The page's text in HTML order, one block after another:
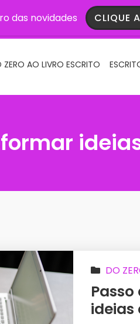
das novidades CLIQUE
ZERO AO LIVRO ESCRITO
DO
ideias